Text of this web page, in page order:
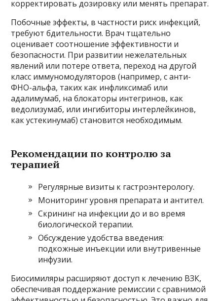
корректировать дозировку или менять препарат.
Побочные эффекты, в частности риск инфекций,
требуют бдительности. Врач тщательно
оценивает соотношение эффективности и
безопасности. При развитии нежелательных
явлений или потере ответа, переход на другой
класс иммуномодуляторов (например, с анти-
ФНО-альфа, таких как инфликсимаб или
адалимумаб, на блокаторы интегринов, как
ведолизумаб, или ингибиторы интерлейкинов,
как устекинумаб) становится необходимым.
Рекомендации по контролю за
терапией
Регулярные визиты к гастроэнтерологу.
Мониторинг уровня препарата и антител.
Скрининг на инфекции до и во время
биологической терапии.
Обсуждение удобства введения:
подкожные инъекции или внутривенные
инфузии.
Биосимиляры расширяют доступ к лечению ВЗК,
обеспечивая поддержание ремиссии с сравнимой